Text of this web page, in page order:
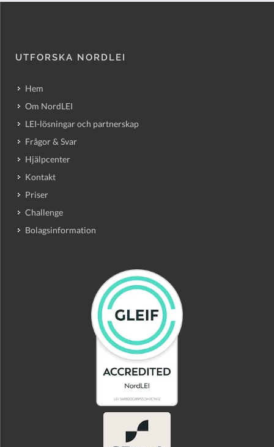
UTFORSKA NORDLEI
Hem
Om NordLEI
LEI-lösningar och partnerskap
Frågor & Svar
Hjälpcenter
Kontakt
Priser
Challenge
Bolagsinformation